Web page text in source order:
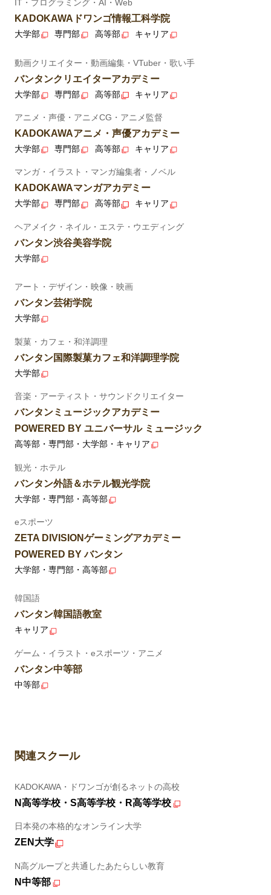
IT・プログラミング・AI・Web
KADOKAWAドワンゴ情報工科学院
大学部 専門部 高等部 キャリア
動画クリエイター・動画編集・VTuber・歌い手
バンタンクリエイターアカデミー
大学部 専門部 高等部 キャリア
アニメ・声優・アニメCG・アニメ監督
KADOKAWAアニメ・声優アカデミー
大学部 専門部 高等部 キャリア
マンガ・イラスト・マンガ編集者・ノベル
KADOKAWAマンガアカデミー
大学部 専門部 高等部 キャリア
ヘアメイク・ネイル・エステ・ウエディング
バンタン渋谷美容学院
大学部
アート・デザイン・映像・映画
バンタン芸術学院
大学部
製菓・カフェ・和洋調理
バンタン国際製菓カフェ和洋調理学院
大学部
音楽・アーティスト・サウンドクリエイター
バンタンミュージックアカデミー
POWERED BY ユニバーサル ミュージック
高等部・専門部・大学部・キャリア
観光・ホテル
バンタン外語＆ホテル観光学院
大学部・専門部・高等部
eスポーツ
ZETA DIVISIONゲーミングアカデミー
POWERED BY バンタン
大学部・専門部・高等部
韓国語
バンタン韓国語教室
キャリア
ゲーム・イラスト・eスポーツ・アニメ
バンタン中等部
中等部
関連スクール
KADOKAWA・ドワンゴが創るネットの高校
N高等学校・S高等学校・R高等学校
日本発の本格的なオンライン大学
ZEN大学
N高グループと共通したあたらしい教育
N中等部